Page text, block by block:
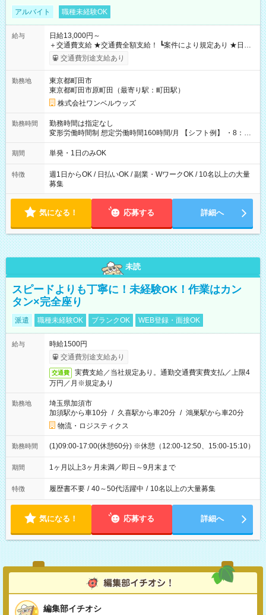
アルバイト 職種未経験OK
給与
日給13,000円～
＋交通費支給 ★交通費全額支給！ ┗案件により規定あり ★日払
いOK！（規定あり） ┗働いたその日に現金GET♪ お仕事後はコ
ンビニATMから 日払い分を引き落とせます！ 【試用期間】試
交通費別途支給あり
勤務地
東京都町田市
東京都町田市原町田（最寄り駅：町田駅）
株式会社ワンベルウッズ
勤務時間
勤務時間は指定なし
変形労働時間制 想定労働時間160時間/月 【シフト例】 ・8：00
～21：00
期間 単発・1日のみOK
特徴
週1日からOK / 日払いOK / 副業・WワークOK / 10名以上の大量
募集
気になる！ 応募する 詳細へ
未読
スピードよりも丁寧に！未経験OK！作業はカン
タン×完全座り
派遣 職種未経験OK ブランクOK WEB登録・面接OK
給与
時給1500円
交通費別途支給あり
交通費
実費支給／当社規定あり。通勤交通費実費支払／上限4
万円／月※規定あり
勤務地
埼玉県加須市
加須駅から車10分 / 久喜駅から車20分 / 鴻巣駅から車20分
物流・ロジスティクス
勤務時間 (1)09:00-17:00(休憩60分) ※休憩（12:00-12:50、15:00-15:10）
期間 1ヶ月以上3ヶ月未満／即日～9月末まで
特徴 履歴書不要 / 40～50代活躍中 / 10名以上の大量募集
気になる！ 応募する 詳細へ
編集部イチオシ